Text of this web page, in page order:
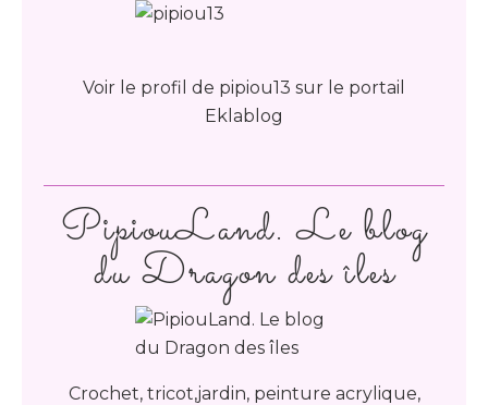
PipiouLand. Le blog
du Dragon des îles
Crochet, tricot,jardin, peinture acrylique,
Voir le profil de pipiou13 sur le portail
Eklablog